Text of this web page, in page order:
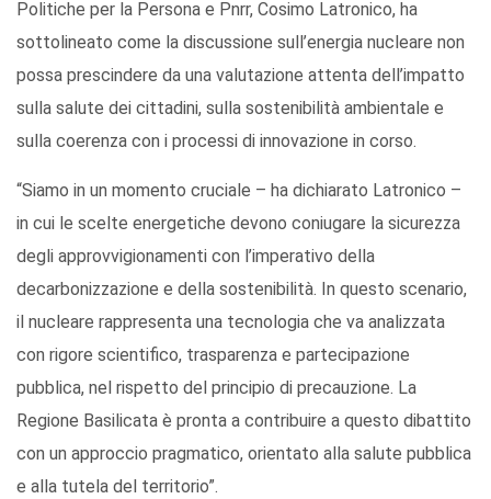
Politiche per la Persona e Pnrr, Cosimo Latronico, ha
sottolineato come la discussione sull’energia nucleare non
possa prescindere da una valutazione attenta dell’impatto
sulla salute dei cittadini, sulla sostenibilità ambientale e
sulla coerenza con i processi di innovazione in corso.
“Siamo in un momento cruciale – ha dichiarato Latronico –
in cui le scelte energetiche devono coniugare la sicurezza
degli approvvigionamenti con l’imperativo della
decarbonizzazione e della sostenibilità. In questo scenario,
il nucleare rappresenta una tecnologia che va analizzata
con rigore scientifico, trasparenza e partecipazione
pubblica, nel rispetto del principio di precauzione. La
Regione Basilicata è pronta a contribuire a questo dibattito
con un approccio pragmatico, orientato alla salute pubblica
e alla tutela del territorio”.